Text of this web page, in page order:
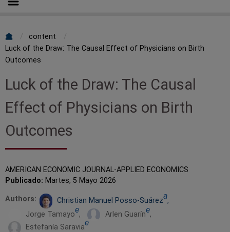
Sobrescribir
enlaces
de
ayuda
a
navegación
content
Luck of the Draw: The Causal Effect of Physicians on Birth
Outcomes
Luck of the Draw: The Causal
Effect of Physicians on Birth
Outcomes
AMERICAN ECONOMIC JOURNAL-APPLIED ECONOMICS
Publicado: Martes, 5 Mayo 2026
Authors: Christian Manuel Posso-Suáreza,
Jorge Tamayoe, Arlen Guaríne,
Estefanía Saraviae